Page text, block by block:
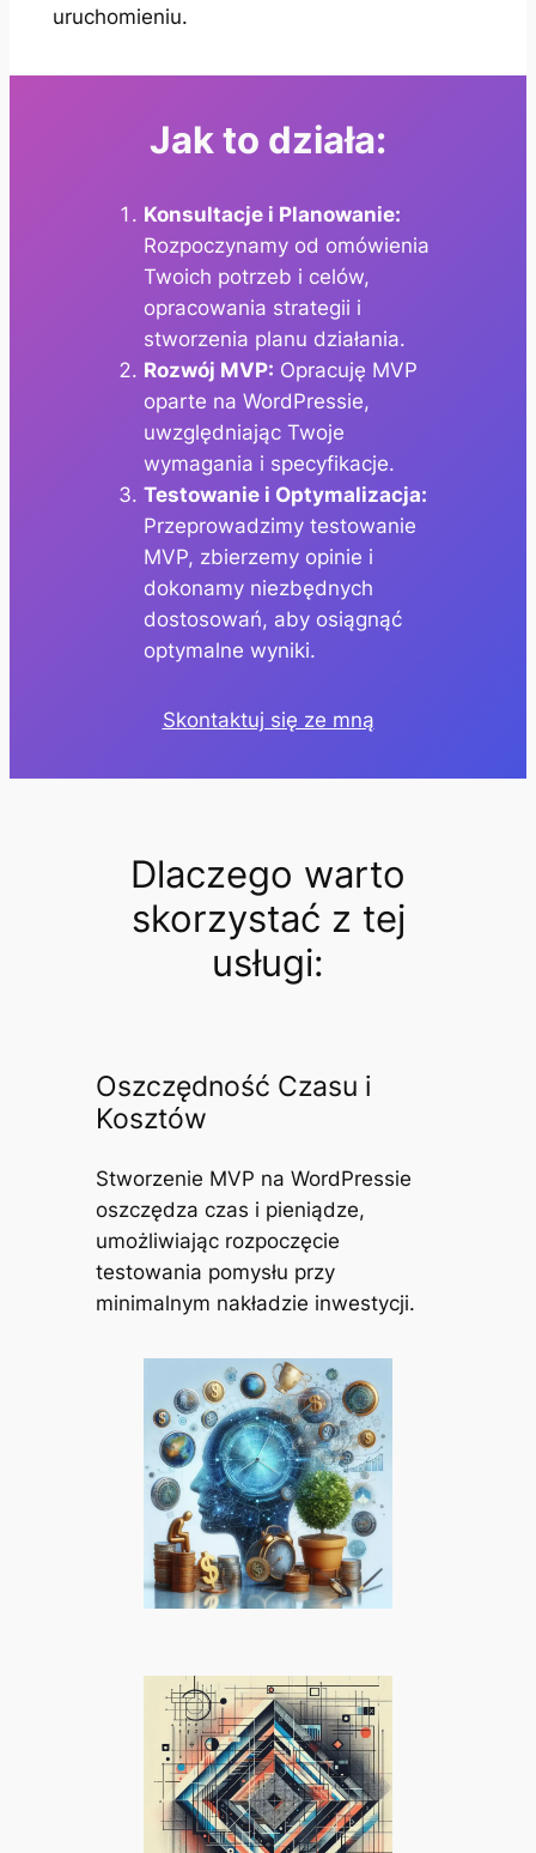
uruchomieniu.
Jak to działa:
Konsultacje i Planowanie:
Rozpoczynamy od omówienia
Twoich potrzeb i celów,
opracowania strategii i
stworzenia planu działania.
Rozwój MVP: Opracuję MVP
oparte na WordPressie,
uwzględniając Twoje
wymagania i specyfikacje.
Testowanie i Optymalizacja:
Przeprowadzimy testowanie
MVP, zbierzemy opinie i
dokonamy niezbędnych
dostosowań, aby osiągnąć
optymalne wyniki.
Skontaktuj się ze mną
Dlaczego warto
skorzystać z tej
usługi:
Oszczędność Czasu i
Kosztów
Stworzenie MVP na WordPressie
oszczędza czas i pieniądze,
umożliwiając rozpoczęcie
testowania pomysłu przy
minimalnym nakładzie inwestycji.